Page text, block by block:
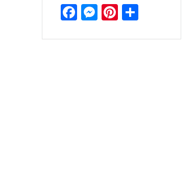
F
e
M
ss
Pi
er za